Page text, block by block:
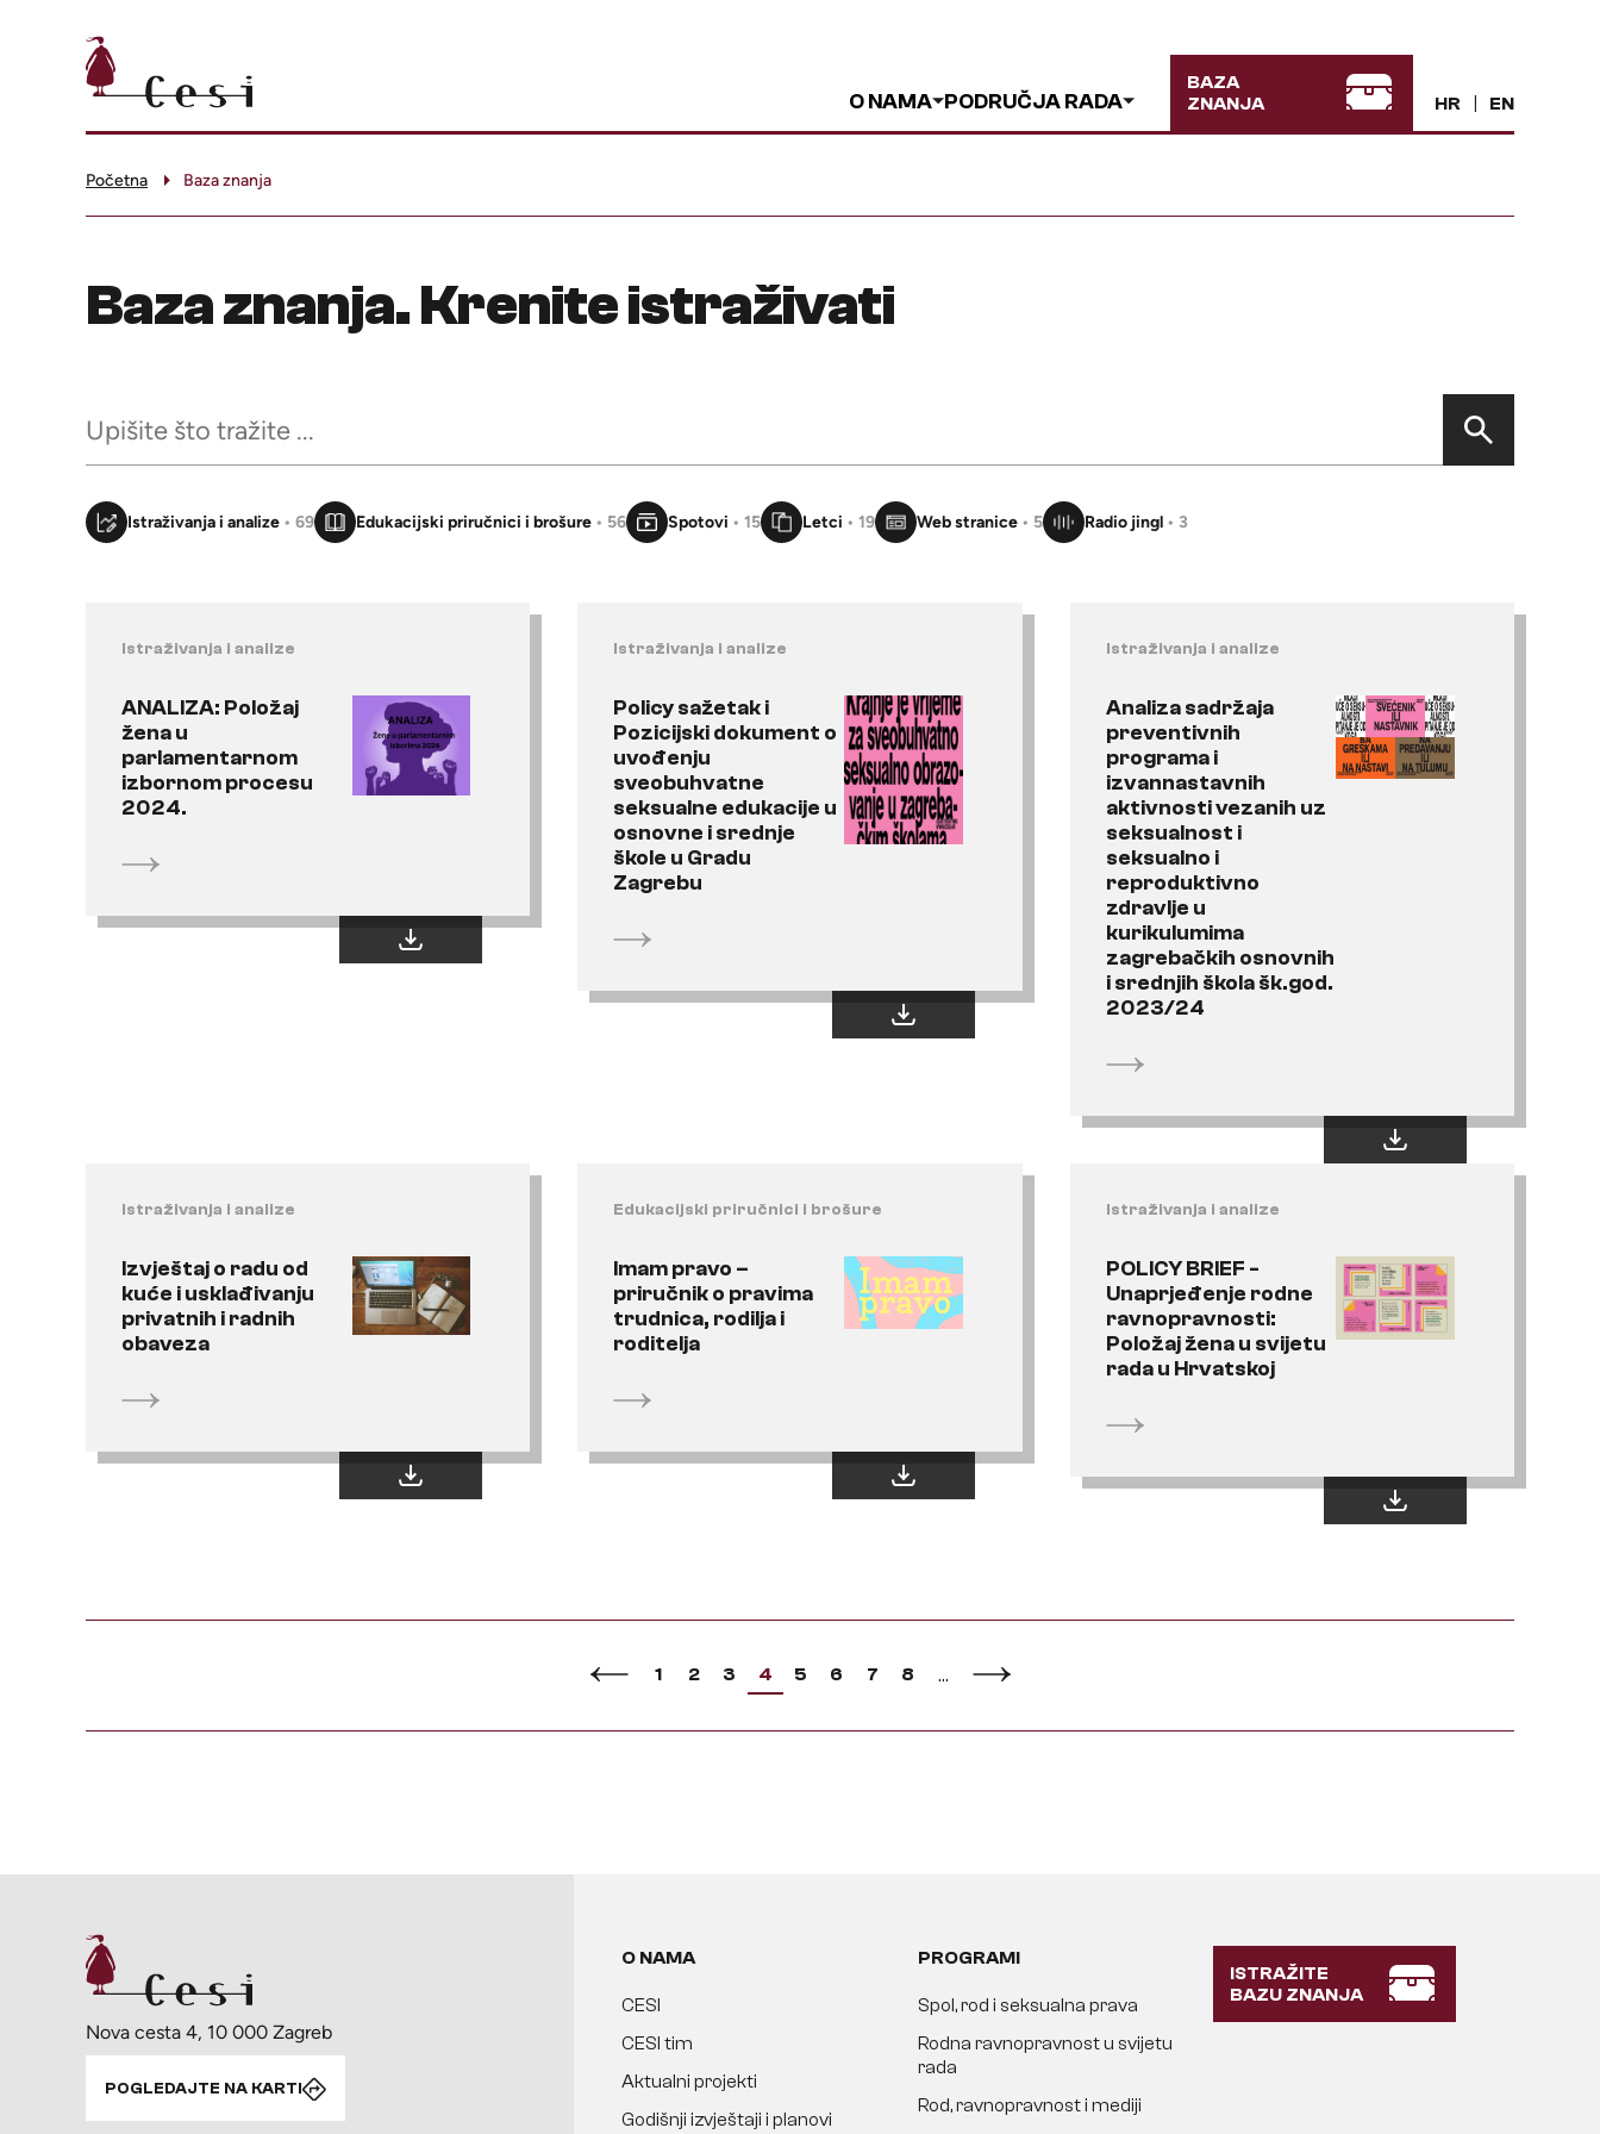
O NAMA PODRUČJA RADA
BAZA
ZNANJA
HR EN
Početna Baza znanja
Baza znanja. Krenite istraživati
Istraživanja i analize • 69 Edukacijski priručnici i brošure • 56 Spotovi • 15 Letci • 19 Web stranice • 5 Radio jingl • 3
Istraživanja i analize
ANALIZA: Položaj
žena u
parlamentarnom
izbornom procesu
2024.
Istraživanja i analize
Policy sažetak i
Pozicijski dokument o
uvođenju
sveobuhvatne
seksualne edukacije u
osnovne i srednje
škole u Gradu
Zagrebu
Istraživanja i analize
Analiza sadržaja
preventivnih
programa i
izvannastavnih
aktivnosti vezanih uz
seksualnost i
seksualno i
reproduktivno
zdravlje u
kurikulumima
zagrebačkih osnovnih
i srednjih škola šk.god.
2023/24
Istraživanja i analize
Izvještaj o radu od
kuće i usklađivanju
privatnih i radnih
obaveza
Edukacijski priručnici i brošure
Imam pravo –
priručnik o pravima
trudnica, rodilja i
roditelja
Istraživanja i analize
POLICY BRIEF -
Unaprjeđenje rodne
ravnopravnosti:
Položaj žena u svijetu
rada u Hrvatskoj
1 2 3 4 5 6 7 8 …
Nova cesta 4, 10 000 Zagreb
POGLEDAJTE NA KARTI
O NAMA
CESI
CESI tim
Aktualni projekti
Godišnji izvještaji i planovi
PROGRAMI
Spol, rod i seksualna prava
Rodna ravnopravnost u svijetu
rada
Rod, ravnopravnost i mediji
ISTRAŽITE
BAZU ZNANJA